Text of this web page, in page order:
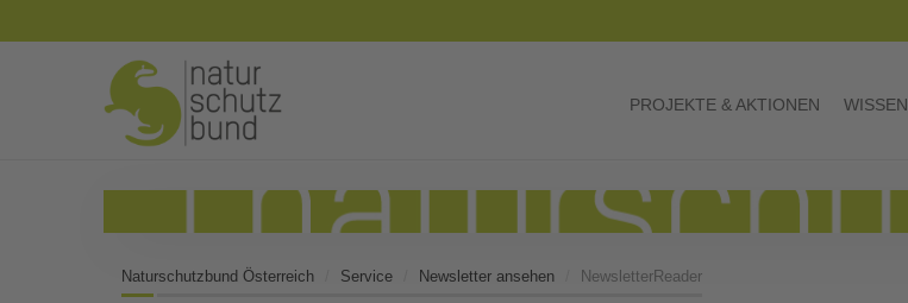
PROJEKTE & AKTIONEN WISSEN
Naturschutzbund Österreich Service Newsletter ansehen NewsletterReader